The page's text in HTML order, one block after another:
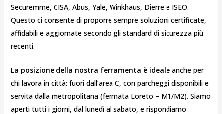
Securemme, CISA, Abus, Yale, Winkhaus, Dierre e ISEO.
Questo ci consente di proporre sempre soluzioni certificate,
affidabili e aggiornate secondo gli standard di sicurezza più
recenti.
La posizione della nostra ferramenta è idealeanche per
chi lavora in città: fuori dall’area C, con parcheggi disponibili e
servita dalla metropolitana (fermata Loreto – M1/M2). Siamo
aperti tutti i giorni, dal lunedì al sabato, e rispondiamo